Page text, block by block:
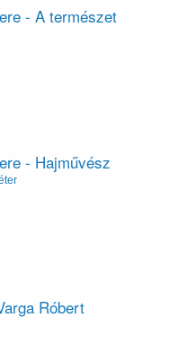
- A természet
- Hajművész
Róbert